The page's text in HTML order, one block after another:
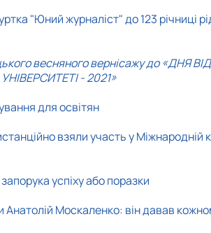
"Юний журналіст" до 123 річниці
весняного вернісажу до «ДНЯ ВІД
- 2021»
для освітян
взяли участь у Міжнародній к
успіху або поразки
Анатолій Москаленко: він давав